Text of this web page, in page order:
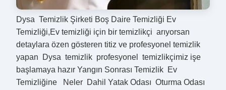
Dysa Temizlik Şirketi Boş Daire Temizliği Ev
Temizliği,Ev temizliği için bir temizlikçi arıyorsan
detaylara özen gösteren titiz ve profesyonel temizlik
yapan Dysa temizlik profesyonel temizlikçimiz işe
başlamaya hazır Yangın Sonrası Temizlik Ev
Temizliğine Neler Dahil Yatak Odası Oturma Odası